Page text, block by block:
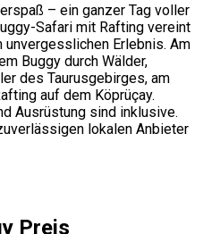
– ein ganzer Tag voller
Safari mit Rafting vereint
Erlebnis. Am
Buggy durch Wälder,
des Taurusgebirges, am
auf dem Köprüçay.
Ausrüstung sind inklusive.
lokalen Anbieter
Preis